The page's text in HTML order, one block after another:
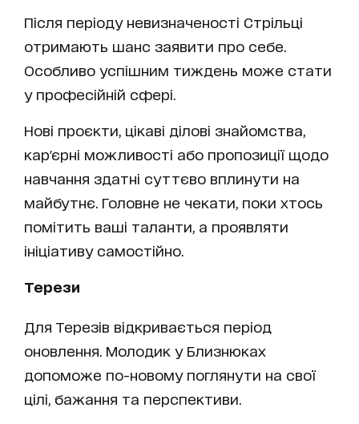
Після періоду невизначеності Стрільці
отримають шанс заявити про себе.
Особливо успішним тиждень може стати
у професійній сфері.
Нові проєкти, цікаві ділові знайомства,
кар'єрні можливості або пропозиції щодо
навчання здатні суттєво вплинути на
майбутнє. Головне не чекати, поки хтось
помітить ваші таланти, а проявляти
ініціативу самостійно.
Терези
Для Терезів відкривається період
оновлення. Молодик у Близнюках
допоможе по-новому поглянути на свої
цілі, бажання та перспективи.